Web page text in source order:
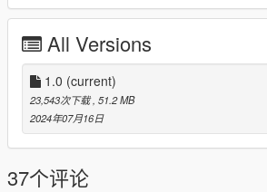
-Real steering wheel angle
Original color=body color
Secondary colors=leather color, stitching
Wheel color=caliper color
All Versions
1.0 (current)
23,543次下载 , 51.2 MB
2024年07月16日
37个评论